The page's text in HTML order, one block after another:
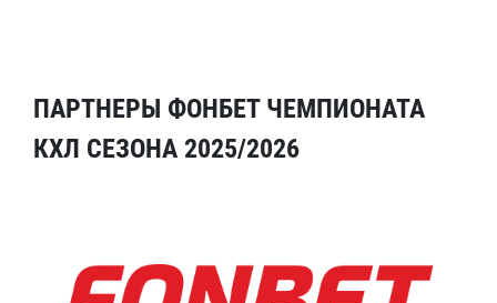
ПАРТНЕРЫ ФОНБЕТ ЧЕМПИОНАТА
КХЛ СЕЗОНА 2025/2026